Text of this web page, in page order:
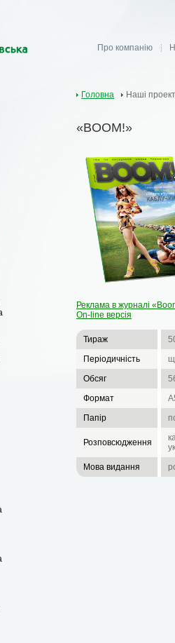
Про компанію
Головна Наші
«BOOM!»
Реклама в журналі
On-line версія
Тираж
Періодичність
Обсяг
Формат
Папір
Розповсюдження
Мова видання